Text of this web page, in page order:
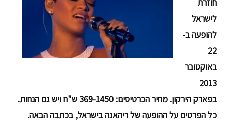
חוזרת
לישראל
להופעהב-
22
באוקטובר
2013
בפארק הירקון. מחיר הכרטיסים: 369-1450 ש"ח ויש גם הנחות.
כל הפרטים על ההופעה של ריהאנה בישראל, בכתבה הבאה.